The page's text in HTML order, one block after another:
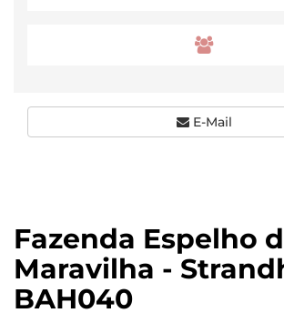
Fazenda Espelho
Maravilha -
BAH040
E-Mail